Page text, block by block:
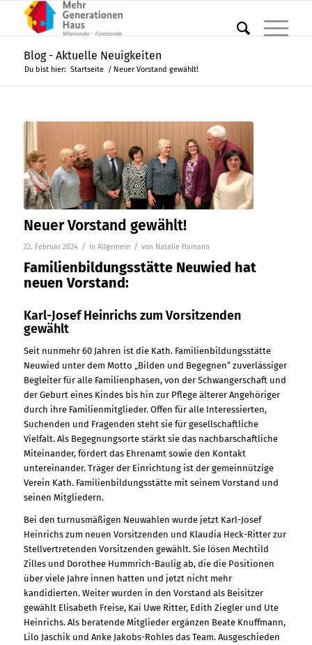
Blog - Aktuelle Neuigkeiten
Du bist hier: Startseite / Neuer Vorstand gewählt!
Neuer Vorstand gewählt!
22. Februar 2024 / in Allgemein / von Natalie Hamann
Familienbildungsstätte Neuwied hat
neuen Vorstand:
Karl-Josef Heinrichs zum Vorsitzenden
gewählt
Seit nunmehr 60 Jahren ist die Kath. Familienbildungsstätte
Neuwied unter dem Motto „Bilden und Begegnen“ zuverlässiger
Begleiter für alle Familienphasen, von der Schwangerschaft und
der Geburt eines Kindes bis hin zur Pflege älterer Angehöriger
durch ihre Familienmitglieder. Offen für alle Interessierten,
Suchenden und Fragenden steht sie für gesellschaftliche
Vielfalt. Als Begegnungsorte stärkt sie das nachbarschaftliche
Miteinander, fördert das Ehrenamt sowie den Kontakt
untereinander. Träger der Einrichtung ist der gemeinnützige
Verein Kath. Familienbildungsstätte mit seinem Vorstand und
seinen Mitgliedern.
Bei den turnusmäßigen Neuwahlen wurde jetzt Karl-Josef
Heinrichs zum neuen Vorsitzenden und Klaudia Heck-Ritter zur
Stellvertretenden Vorsitzenden gewählt. Sie lösen Mechtild
Zilles und Dorothee Hummrich-Baulig ab, die die Positionen
über viele Jahre innen hatten und jetzt nicht mehr
kandidierten. Weiter wurden in den Vorstand als Beisitzer
gewählt Elisabeth Freise, Kai Uwe Ritter, Edith Ziegler und Ute
Heinrichs. Als beratende Mitglieder ergänzen Beate Knuffmann,
Lilo Jaschik und Anke Jakobs-Rohles das Team. Ausgeschieden